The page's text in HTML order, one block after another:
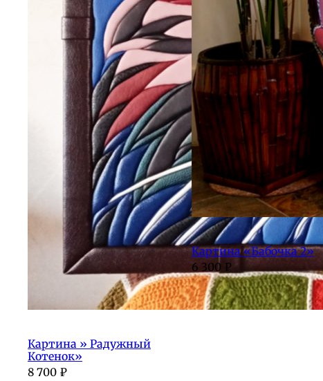
Картина » Радужный
Котенок»
8 700 ₽
Картина «Бабочка 2»
6 300 ₽